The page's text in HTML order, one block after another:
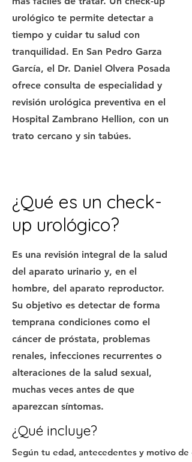
urológico te permite detectar a
tiempo y cuidar tu salud con
tranquilidad. En San Pedro Garza
García, el Dr. Daniel Olvera Posada
ofrece consulta de especialidad y
revisión urológica preventiva en el
Hospital Zambrano Hellion, con un
trato cercano y sin tabúes.
¿Qué es un check-
up urológico?
Es una revisión integral de la salud
del aparato urinario y, en el
hombre, del aparato reproductor.
Su objetivo es detectar de forma
temprana condiciones como el
cáncer de próstata, problemas
renales, infecciones recurrentes o
alteraciones de la salud sexual,
muchas veces antes de que
aparezcan síntomas.
¿Qué incluye?
Según tu edad, antecedentes y motivo